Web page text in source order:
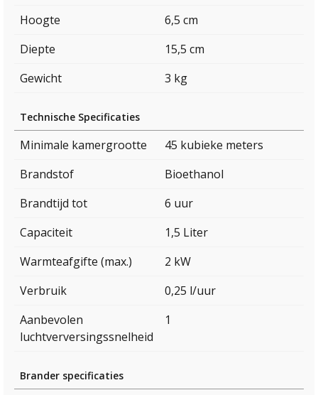
Hoogte
6,5 cm
Diepte
15,5 cm
Gewicht
3 kg
Technische Specificaties
Minimale kamergrootte
45 kubieke meters
Brandstof
Bioethanol
Brandtijd tot
6 uur
Capaciteit
1,5 Liter
Warmteafgifte (max.)
2 kW
Verbruik
0,25 l/uur
Aanbevolen
luchtverversingssnelheid
1
Brander specificaties